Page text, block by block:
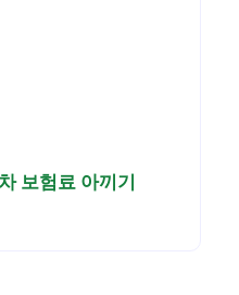
보험료 아끼기